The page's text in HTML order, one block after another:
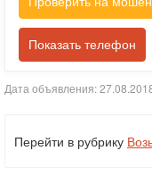
Показать телефон
Дата объявления:
Перейти в рубрику